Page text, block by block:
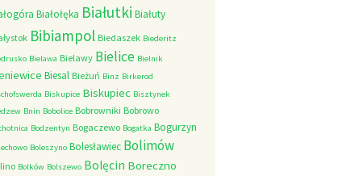
Białołęka Białutki Białuty
Bibiampol Biedaszek Biederitz
Bielawa Bielawy Bielice Bielnik
Biesal Bieżuń Binz Birkerod
Biskupice Biskupiec Bisztynek
Bnin Bobolice Bobrowniki Bobrowo
Bodzentyn Bogaczewo Bogatka Bogurzyn
Boleszyno Bolesławiec Bolimów
Bolków Bolszewo Bolęcin Boreczno